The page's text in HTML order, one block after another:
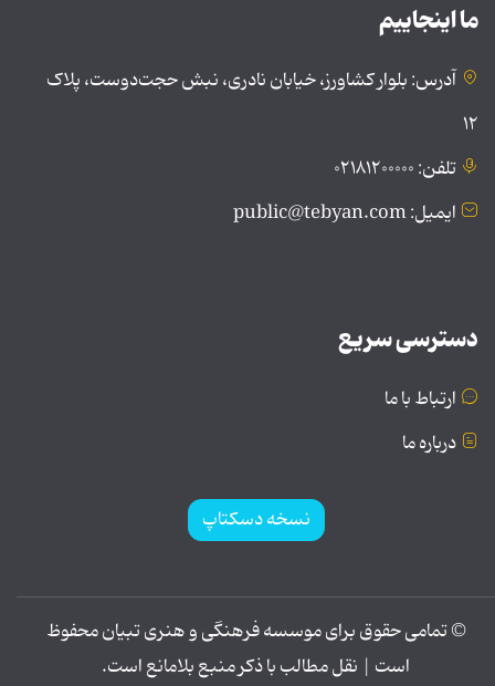
ما اینجاییم
آدرس: بلوار کشاورز، خیابان نادری، نبش حجت‌دوست، پلاک
۱۲
تلفن: ۰۲۱۸۱۲۰۰۰۰۰
ایمیل: public@tebyan.com
دسترسی سریع
ارتباط با ما
درباره ما
نسخه دسکتاپ
© تمامی حقوق برای موسسه فرهنگی و هنری تبیان محفوظ
است | نقل مطالب با ذکر منبع بلامانع است.